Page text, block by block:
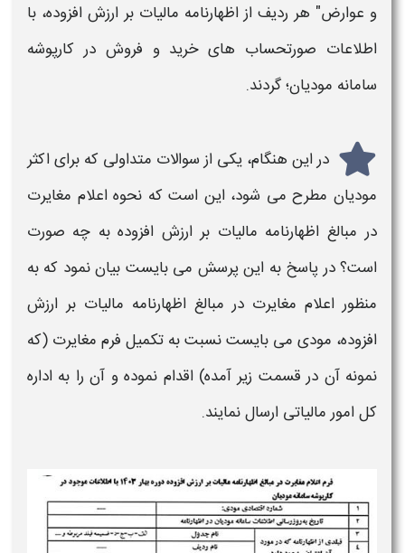
و عوارض" هر ردیف ازاظهارنامه مالیات بر ارزش افزوده، با
اطلاعات صورتحساب‌ های خرید و فروش در کارپوشه
سامانه مودیان؛ گردند.
در این هنگام، یکی از سوالات متداولی که برای اکثر
مودیان مطرح می شود، این است که نحوه اعلام مغایرت
در مبالغ اظهارنامه مالیات بر ارزش افزوده به چه صورت
است؟ در پاسخ به این پرسش می بایست بیان نمود که به
منظور اعلام مغایرت در مبالغ اظهارنامه مالیات بر ارزش
افزوده، مودی می بایست نسبت به تکمیل فرم مغایرت (که
نمونه آن در قسمت زیر آمده) اقدام نموده و آن را به اداره
کل امورمالیاتی ارسال نمایند.